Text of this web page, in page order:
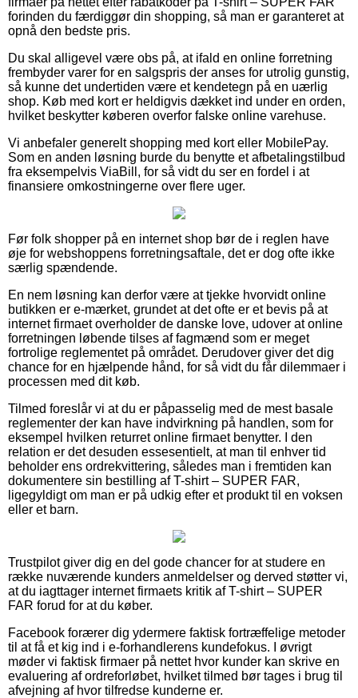
forinden du færdiggør din shopping, så man er garanteret at
opnå den bedste pris.
Du skal alligevel være obs på, at ifald en online forretning
frembyder varer for en salgspris der anses for utrolig gunstig,
så kunne det undertiden være et kendetegn på en uærlig
shop. Køb med kort er heldigvis dækket ind under en orden,
hvilket beskytter køberen overfor falske online varehuse.
Vi anbefaler generelt shopping med kort eller MobilePay.
Som en anden løsning burde du benytte et afbetalingstilbud
fra eksempelvis ViaBill, for så vidt du ser en fordel i at
finansiere omkostningerne over flere uger.
Før folk shopper på en internet shop bør de i reglen have
øje for webshoppens forretningsaftale, det er dog ofte ikke
særlig spændende.
En nem løsning kan derfor være at tjekke hvorvidt online
butikken er e-mærket, grundet at det ofte er et bevis på at
internet firmaet overholder de danske love, udover at online
forretningen løbende tilses af fagmænd som er meget
fortrolige reglementet på området. Derudover giver det dig
chance for en hjælpende hånd, for så vidt du får dilemmaer i
processen med dit køb.
Tilmed foreslår vi at du er påpasselig med de mest basale
reglementer der kan have indvirkning på handlen, som for
eksempel hvilken returret online firmaet benytter. I den
relation er det desuden essesentielt, at man til enhver tid
beholder ens ordrekvittering, således man i fremtiden kan
dokumentere sin bestilling af T-shirt – SUPER FAR,
ligegyldigt om man er på udkig efter et produkt til en voksen
eller et barn.
Trustpilot giver dig en del gode chancer for at studere en
række nuværende kunders anmeldelser og derved støtter vi,
at du iagttager internet firmaets kritik af T-shirt – SUPER
FAR forud for at du køber.
Facebook forærer dig ydermere faktisk fortræffelige metoder
til at få et kig ind i e-forhandlerens kundefokus. I øvrigt
møder vi faktisk firmaer på nettet hvor kunder kan skrive en
evaluering af ordreforløbet, hvilket tilmed bør tages i brug til
afvejning af hvor tilfredse kunderne er.